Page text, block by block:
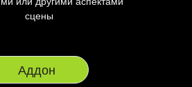
сцены
Аддон